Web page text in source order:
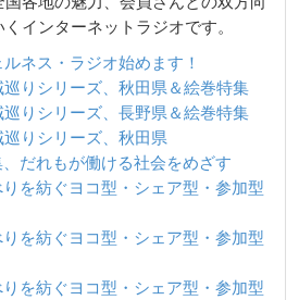
インターネットラジオです。
ネス・ラジオ始めます！
りシリーズ、秋田県＆絵巻特集
りシリーズ、長野県＆絵巻特集
りシリーズ、秋田県
だれもが働ける社会をめざす
を紡ぐヨコ型・シェア型・参加型
を紡ぐヨコ型・シェア型・参加型
を紡ぐヨコ型・シェア型・参加型